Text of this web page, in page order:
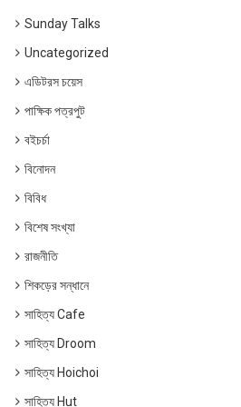
Sunday Talks
Uncategorized
এডিটরস চয়েস
পাক্ষিক পত্রপুট
বইচর্চা
বিনোদন
বিবিধ
বিশেষ সংখ্যা
রাজনীতি
শিকড়ের সন্ধানে
সাহিত্য Cafe
সাহিত্য Droom
সাহিত্য Hoichoi
সাহিত্য Hut